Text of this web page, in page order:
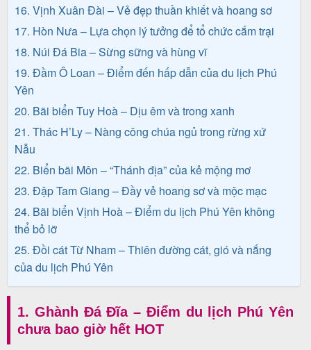
Liên
hệ
16. Vịnh Xuân Đài – Vẻ đẹp thuần khiết và hoang sơ
17. Hòn Nưa – Lựa chọn lý tưởng để tổ chức cắm trại
18. Núi Đá Bia – Sừng sững và hùng vĩ
19. Đầm Ô Loan – Điểm đến hấp dẫn của du lịch Phú
Yên
20. Bãi biển Tuy Hoà – Dịu êm và trong xanh
21. Thác H’Ly – Nàng công chúa ngủ trong rừng xứ
Nẫu
22. Biển bãi Môn – “Thánh địa” của kẻ mộng mơ
23. Đập Tam Giang – Đầy vẻ hoang sơ và mộc mạc
24. Bãi biển Vịnh Hoà – Điểm du lịch Phú Yên không
thể bỏ lỡ
25. Đồi cát Từ Nham – Thiên đường cát, gió và nắng
của du lịch Phú Yên
1. Ghành Đá Đĩa – Điểm du lịch Phú Yên
chưa bao giờ hết HOT